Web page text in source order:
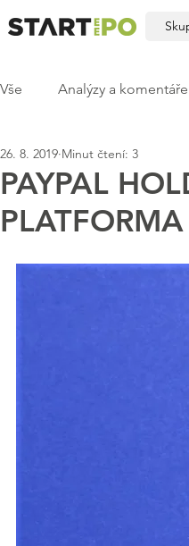
Vše Analýzy a komentáře
PAYPAL
PLATFORMA
26. 8. 2019 Minut čtení: 3